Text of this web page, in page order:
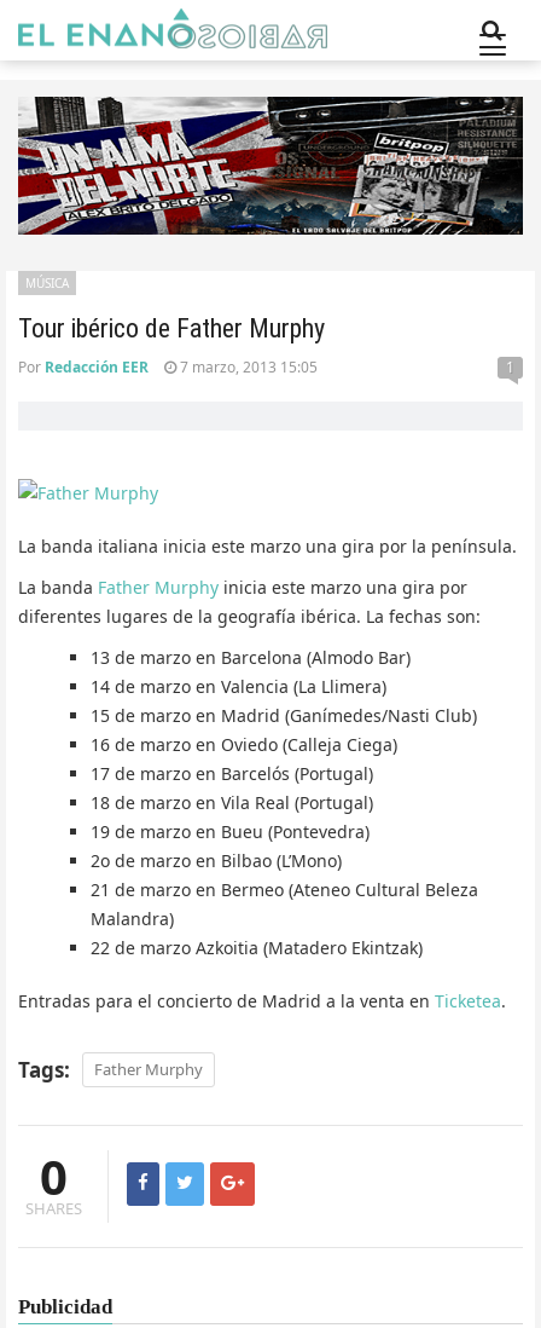
Tour ibérico de Father Murphy
MÚSICA
Por Redacción EER 7 marzo, 2013 15:05 1
La banda italiana inicia este marzo una gira por la península.
La banda Father Murphy inicia este marzo una gira por
diferentes lugares de la geografía ibérica. La fechas son:
13 de marzo en Barcelona (Almodo Bar)
14 de marzo en Valencia (La Llimera)
15 de marzo en Madrid (Ganímedes/Nasti Club)
16 de marzo en Oviedo (Calleja Ciega)
17 de marzo en Barcelós (Portugal)
18 de marzo en Vila Real (Portugal)
19 de marzo en Bueu (Pontevedra)
2o de marzo en Bilbao (L’Mono)
21 de marzo en Bermeo (Ateneo Cultural Beleza
Malandra)
22 de marzo Azkoitia (Matadero Ekintzak)
Entradas para el concierto de Madrid a la venta en Ticketea.
Tags: Father Murphy
0
SHARES
Publicidad